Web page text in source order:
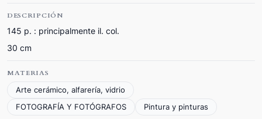
DESCRIPCIÓN
145 p. : principalmente il. col.
30 cm
MATERIAS
Arte cerámico, alfarería, vidrio
FOTOGRAFÍA Y FOTÓGRAFOS
Pintura y pinturas